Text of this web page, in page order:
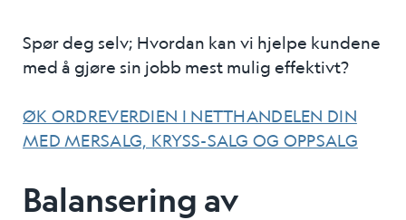
Spør deg selv; Hvordan kan vi hjelpe kundene
med å gjøre sin jobb mest mulig effektivt?
ØK ORDREVERDIEN I NETTHANDELEN DIN
MED MERSALG, KRYSS-SALG OG OPPSALG
Balansering av